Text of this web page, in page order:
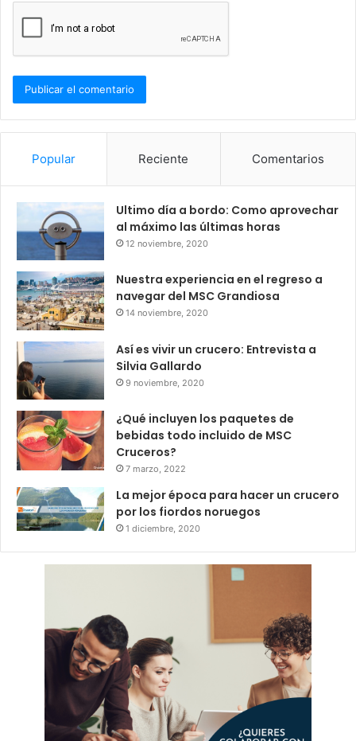
Popular Reciente Comentarios
Ultimo día a bordo: Como aprovechar
al máximo las últimas horas
12 noviembre, 2020
Nuestra experiencia en el regreso a
navegar del MSC Grandiosa
14 noviembre, 2020
Así es vivir un crucero: Entrevista a
Silvia Gallardo
9 noviembre, 2020
¿Qué incluyen los paquetes de
bebidas todo incluido de MSC
Cruceros?
7 marzo, 2022
La mejor época para hacer un crucero
por los fiordos noruegos
1 diciembre, 2020